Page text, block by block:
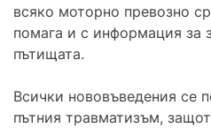
всяко моторно превозно
помага и с информация за
пътищата.
Всички нововъведения се
пътния травматизъм,